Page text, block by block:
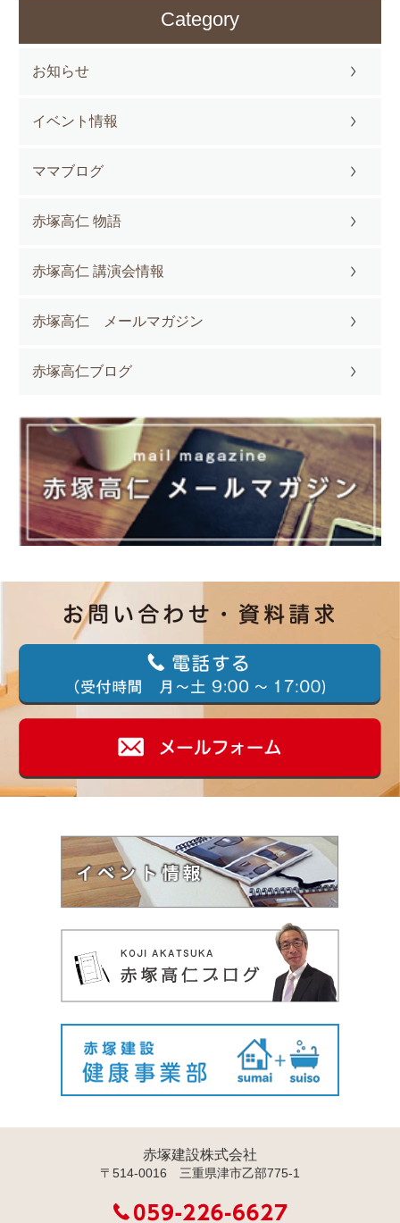
Category
お知らせ
イベント情報
ママブログ
赤塚高仁 物語
赤塚高仁 講演会情報
赤塚高仁 メールマガジン
赤塚高仁ブログ
赤塚建設株式会社
〒514-0016 三重県津市乙部775-1